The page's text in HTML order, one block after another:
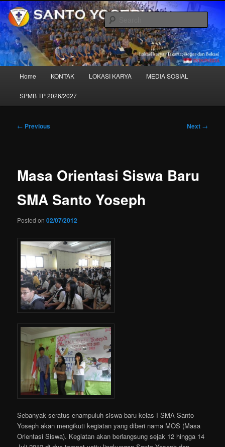
Skip
to
primary
contentSANTO YOSEPH – "Sekolah Kita"
Home KONTAK LOKASI KARYA MEDIA SOSIAL
SPMB TP 2026/2027
Post
← Previous Next →
Masa Orientasi Siswa Baru
SMA Santo Yoseph
Posted on02/07/2012
Sebanyak seratus enampuluh siswa baru kelas I SMA Santo
Yoseph akan mengikuti kegiatan yang diberi nama MOS (Masa
Orientasi Siswa). Kegiatan akan berlangsung sejak 12 hingga 14